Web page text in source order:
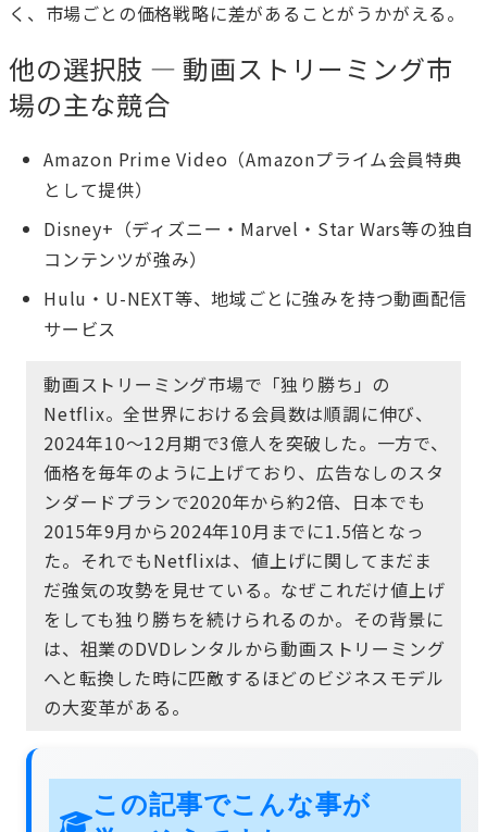
く、市場ごとの価格戦略に差があることがうかがえる。
他の選択肢 — 動画ストリーミング市
場の主な競合
Amazon Prime Video（Amazonプライム会員特典
として提供）
Disney+（ディズニー・Marvel・Star Wars等の独自
コンテンツが強み）
Hulu・U-NEXT等、地域ごとに強みを持つ動画配信
サービス
動画ストリーミング市場で「独り勝ち」の
Netflix。全世界における会員数は順調に伸び、
2024年10～12月期で3億人を突破した。一方で、
価格を毎年のように上げており、広告なしのスタ
ンダードプランで2020年から約2倍、日本でも
2015年9月から2024年10月までに1.5倍となっ
た。それでもNetflixは、値上げに関してまだま
だ強気の攻勢を見せている。なぜこれだけ値上げ
をしても独り勝ちを続けられるのか。その背景に
は、祖業のDVDレンタルから動画ストリーミング
へと転換した時に匹敵するほどのビジネスモデル
の大変革がある。
この記事でこんな事が